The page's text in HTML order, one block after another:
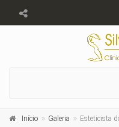
Início Galeria Esteticista